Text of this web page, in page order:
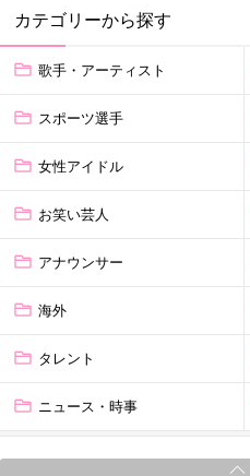
カテゴリーから探す
歌手・アーティスト
スポーツ選手
女性アイドル
お笑い芸人
アナウンサー
海外
タレント
ニュース・時事